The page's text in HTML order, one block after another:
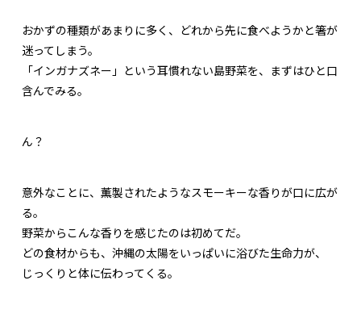
おかずの種類があまりに多く、どれから先に食べようかと箸が
迷ってしまう。
「インガナズネー」という耳慣れない島野菜を、まずはひと口
含んでみる。
ん？
意外なことに、薫製されたようなスモーキーな香りが口に広が
る。
野菜からこんな香りを感じたのは初めてだ。
どの食材からも、沖縄の太陽をいっぱいに浴びた生命力が、
じっくりと体に伝わってくる。